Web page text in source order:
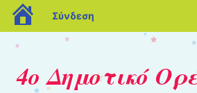
blogs.sch.gr
Σύνδεση
4ο Δημοτικό